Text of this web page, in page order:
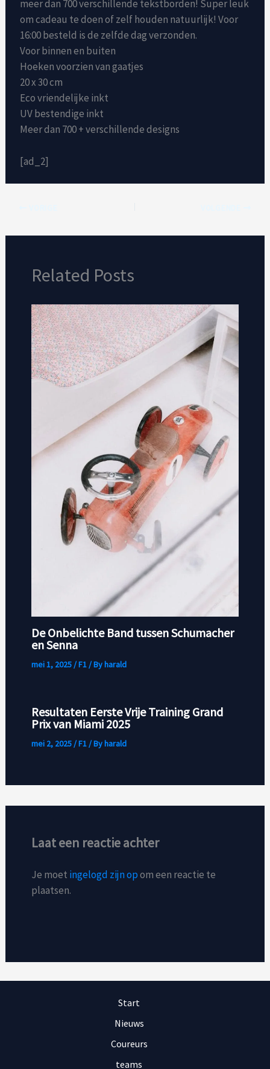
meer dan 700 verschillende tekstborden! Super leuk
om cadeau te doen of zelf houden natuurlijk! Voor
16:00 besteld is de zelfde dag verzonden.
Voor binnen en buiten
Hoeken voorzien van gaatjes
20 x 30 cm
Eco vriendelijke inkt
UV bestendige inkt
Meer dan 700 + verschillende designs
[ad_2]
Related Posts
De Onbelichte Band tussen Schumacher
en Senna
mei 1, 2025 /F1/ Byharald
Resultaten Eerste Vrije Training Grand
Prix van Miami 2025
mei 2, 2025 /F1/ Byharald
Laat een reactie achter
Je moet ingelogd zijn opom een reactie te
plaatsen.
Start
Nieuws
Coureurs
teams